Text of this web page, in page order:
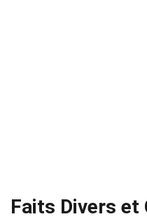
Faits Divers et